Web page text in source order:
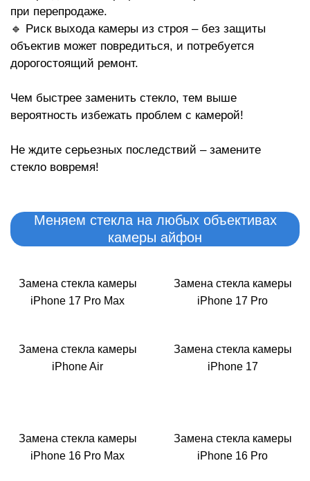
при перепродаже.
🔹 Риск выхода камеры из строя – без защиты
объектив может повредиться, и потребуется
дорогостоящий ремонт.
Чем быстрее заменить стекло, тем выше
вероятность избежать проблем с камерой!
Не ждите серьезных последствий – замените
стекло вовремя!
Меняем стекла на любых объективах
камеры айфон
Замена стекла камеры
iPhone 17 Pro Max
Замена стекла камеры
iPhone 17 Pro
Замена стекла камеры
iPhone Air
Замена стекла камеры
iPhone 17
Замена стекла камеры
iPhone 16 Pro Max
Замена стекла камеры
iPhone 16 Pro